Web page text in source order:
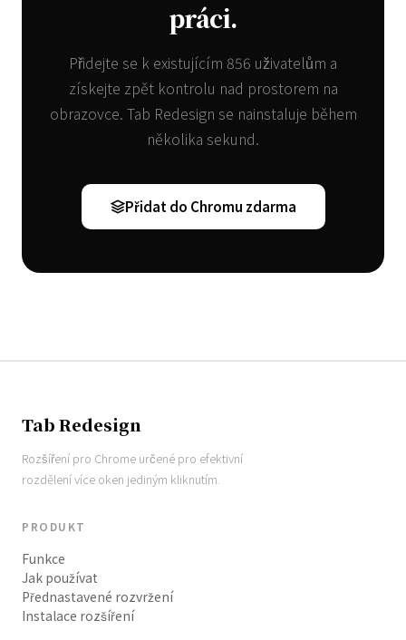
práci.
Přidejte se k existujícím 856 uživatelům a
získejte zpět kontrolu nad prostorem na
obrazovce. Tab Redesign se nainstaluje během
několika sekund.
Přidat do Chromu zdarma
Tab Redesign
Rozšíření pro Chrome určené pro efektivní
rozdělení více oken jediným kliknutím.
PRODUKT
Funkce
Jak používat
Přednastavené rozvržení
Instalace rozšíření